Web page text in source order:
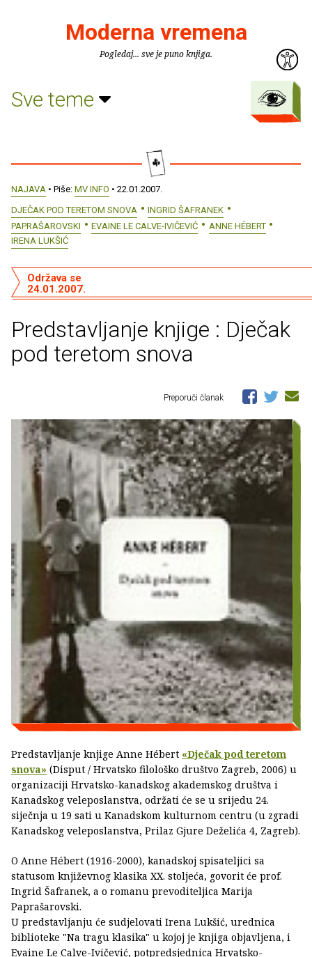
Moderna vremena
Pogledaj... sve je puno knjiga.
Sve teme
NAJAVA • Piše: MV INFO • 22.01.2007.
DJEČAK POD TERETOM SNOVA
INGRID ŠAFRANEK
PAPRAŠAROVSKI
EVAINE LE CALVE-IVIČEVIĆ
ANNE HÉBERT
IRENA LUKŠIĆ
Predstavljanje knjige : Dječak
pod teretom snova
Održava se
24.01.2007.
Preporuči članak
Predstavljanje knjige Anne Hébert «Dječak pod teretom
snova» (Disput / Hrvatsko filološko društvo Zagreb, 2006) u
organizaciji Hrvatsko-kanadskog akademskog društva i
Kanadskog veleposlanstva, održati će se u srijedu 24.
siječnja u 19 sati u Kanadskom kulturnom centru (u zgradi
Kanadskog veleposlanstva, Prilaz Gjure Deželića 4, Zagreb).
O Anne Hébert (1916-2000), kanadskoj spisateljici sa
statusom književnog klasika XX. stoljeća, govorit će prof.
Ingrid Šafranek, a o romanu prevoditeljica Marija
Paprašarovski.
U predstavljanju će sudjelovati Irena Lukšić, urednica
biblioteke "Na tragu klasika" u kojoj je knjiga objavljena, i
Evaine Le Calve-Ivičević, potpredsjednica Hrvatsko-